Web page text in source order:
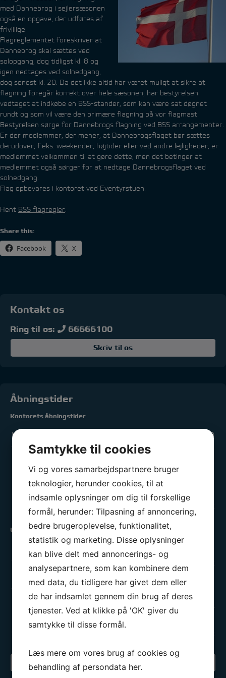
med Dannebrog i sejlersæsonen
også en opgave, der udføres af
frivillige.
Flagreglementet foreskriver at
Dannebrog skal sættes ved
solopgang, dog tidligst kl. 8 og
igen nedtages ved solnedgang,
dog senest kl. 20. Da det ikke altid har været muligt at sikre at
flagning foregår korrekt over hele sæsonen, har bestyrelsen
vedtaget at indkøbe en BSS-stander, som kan være sat døgnet
rundt og som vil være den primære flagning på vor flagmast.
Bestyrelsen sørge for Dannebrogs flagning ved BSS arrangementer.
Er der medlemmer, der mener, at Dannebrogsflaget bør sættes
derudover, f.eks. weekender, højtider eller ved andre lejligheder, er
medlemmet velkommen til at gøre dette, men det betinger at
medlemmet også sørger for at nedtage Dannebrogsflaget ved
solnedgang.
Flag opbevares i kontoret ved Eventyrstuen.
Hent BSS flagregler.
Share this:
Facebook X
Kontakt os
Ring til os: 66666100
Skriv til os
Åbningstider
Kontorets åbningstider
Mandag:
13.00 - 19.00
Tirsdag:
Torsdag:
Lørdag - Søndag:
Lukket
Ungdomsafdelingen
Tirsdag:
Torsdag:
17.00 - 21.00
Din sejlklub
Samtykke til cookies
Vi og vores samarbejdspartnere bruger
teknologier, herunder cookies, til at
indsamle oplysninger om dig til forskellige
formål, herunder: Tilpasning af annoncering,
bedre brugeroplevelse, funktionalitet,
statistik og marketing. Disse oplysninger
kan blive delt med annoncerings- og
analysepartnere, som kan kombinere dem
med data, du tidligere har givet dem eller
de har indsamlet gennem din brug af deres
tjenester. Ved at klikke på 'OK' giver du
samtykke til disse formål.
Læs mere om vores brug af cookies og
behandling af persondata her.